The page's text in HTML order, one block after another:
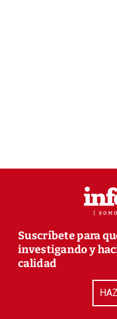
Suscríbete para
investigando y
calidad